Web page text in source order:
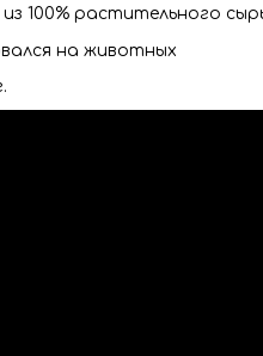
100% растительного
на животных